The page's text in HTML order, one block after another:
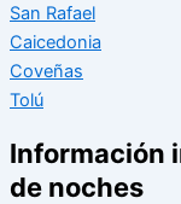
San Rafael
Caicedonia
Coveñas
Tolú
Información
de noches